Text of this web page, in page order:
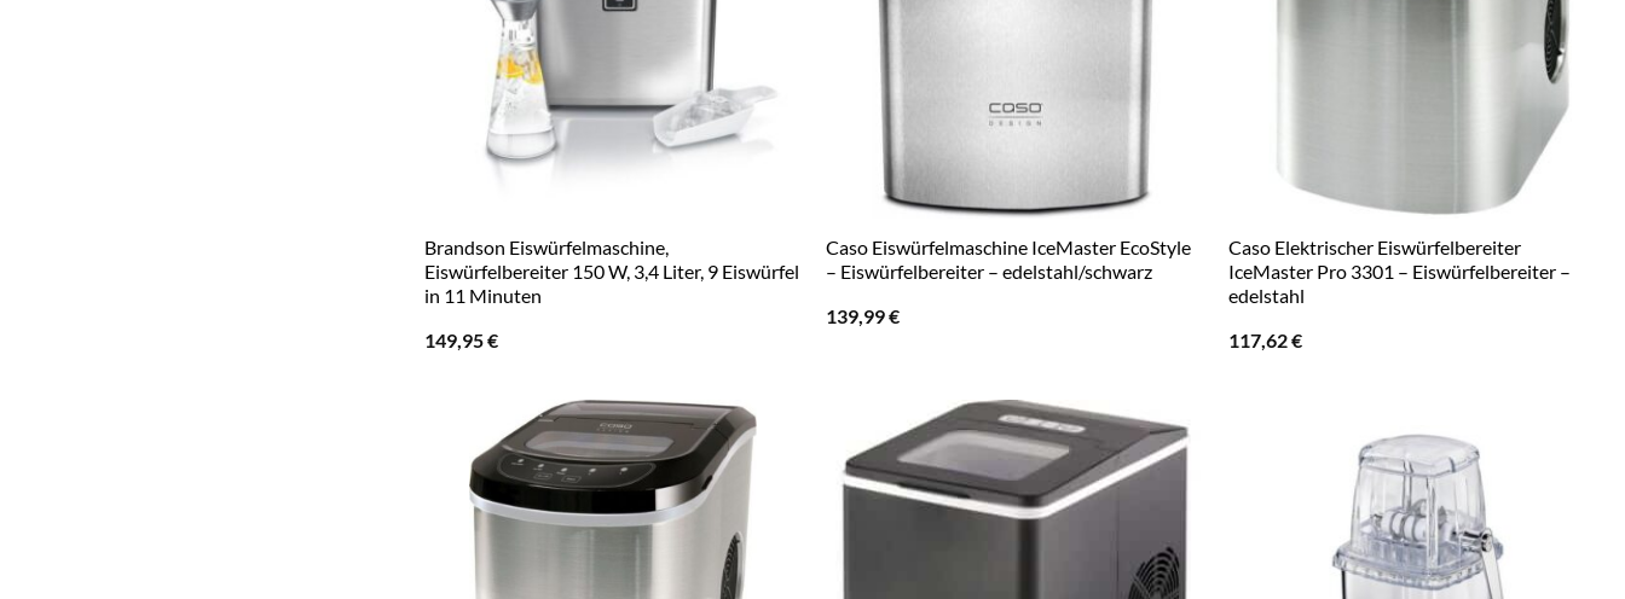
Brandson Eiswürfelmaschine,
Eiswürfelbereiter 150 W, 3,4 Liter, 9 Eiswürfel
in 11 Minuten
149,95€
Caso Eiswürfelmaschine IceMaster EcoStyle
– Eiswürfelbereiter – edelstahl/schwarz
139,99€
Caso Elektrischer Eiswürfelbereiter
IceMaster Pro 3301 – Eiswürfelbereiter –
edelstahl
117,62€